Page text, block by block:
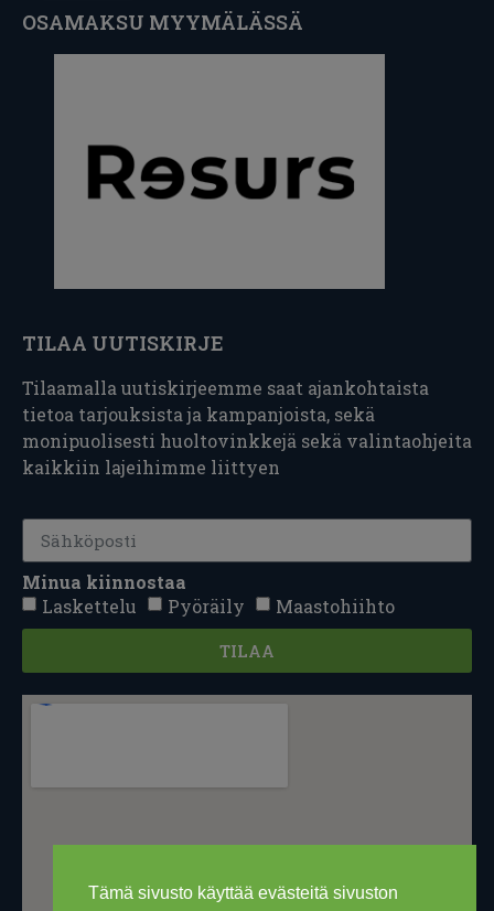
Tämä sivusto käyttää evästeitä sivuston
OSAMAKSU MYYMÄLÄSSÄ
TILAA UUTISKIRJE
Tilaamalla uutiskirjeemme saat ajankohtaista
tietoa tarjouksista ja kampanjoista, sekä
monipuolisesti huoltovinkkejä sekä valintaohjeita
kaikkiin lajeihimme liittyen
Minua kiinnostaa
Laskettelu
Pyöräily Maastohiihto
TILAA